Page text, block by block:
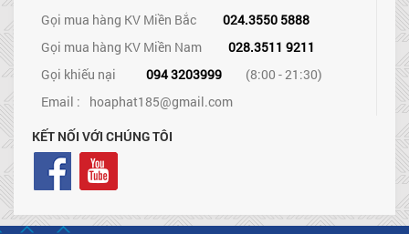
Gọi mua hàng KV Miền Bắc
024.3550 5888
Gọi mua hàng KV Miền Nam
028.3511 9211
Gọi khiếu nại
094 3203999
(8:00 - 21:30)
Email : hoaphat185@gmail.com
KẾT NỐI VỚI CHÚNG TÔI